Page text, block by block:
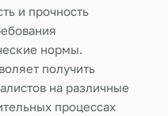
и прочность
нормы.
получить
на различные
процессах